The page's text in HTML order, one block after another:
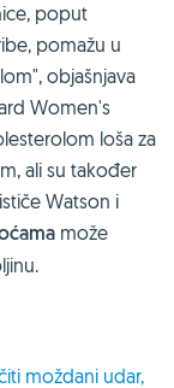
poput
pomažu u
objašnjava
Women's
loša za
ali su također
Watson i
može
moždani udar,